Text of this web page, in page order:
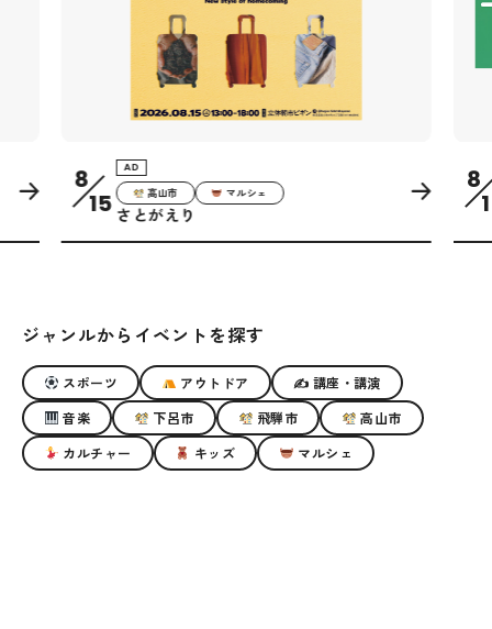
高山市 マルシェ
さとがえり 葵鐘会
ジャンルからイベントを探す
スポーツ アウトドア
✍ 講座・講演
音楽
下呂市 飛騨市
高山市
カルチャー
キッズ マルシェ